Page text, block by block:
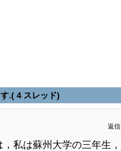
.( 4 スレッド)
返
，私は蘇州大学の三年生